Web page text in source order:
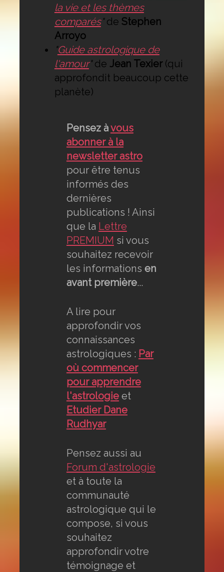
la vie et les thèmes
comparés"de Stephen
Arroyo
"Guide astrologique de
l'amour"de Jean Texier(qui
approfondit beaucoup cette
planète)
Pensez àvous
abonner à la
newsletter astro
pour être tenus
informés des
dernières
publications ! Ainsi
que la Lettre
PREMIUM si vous
souhaitez recevoir
les informations en
avant première...
A lire pour
approfondir vos
connaissances
astrologiques : Par
où commencer
pour apprendre
l'astrologieet
Etudier Dane
Rudhyar
Pensez aussi au
Forum d'astrologie
et à toute la
communauté
astrologique qui le
compose, si vous
souhaitez
approfondir votre
témoignage et